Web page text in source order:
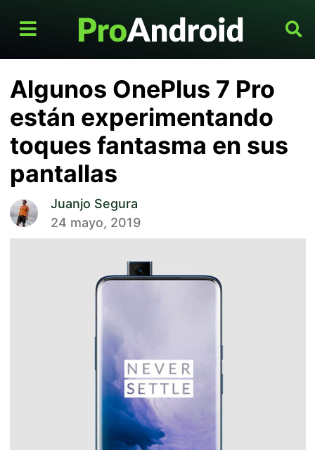
Algunos OnePlus 7 Pro
están experimentando
toques fantasma en sus
pantallas
Juanjo Segura
24 mayo, 2019